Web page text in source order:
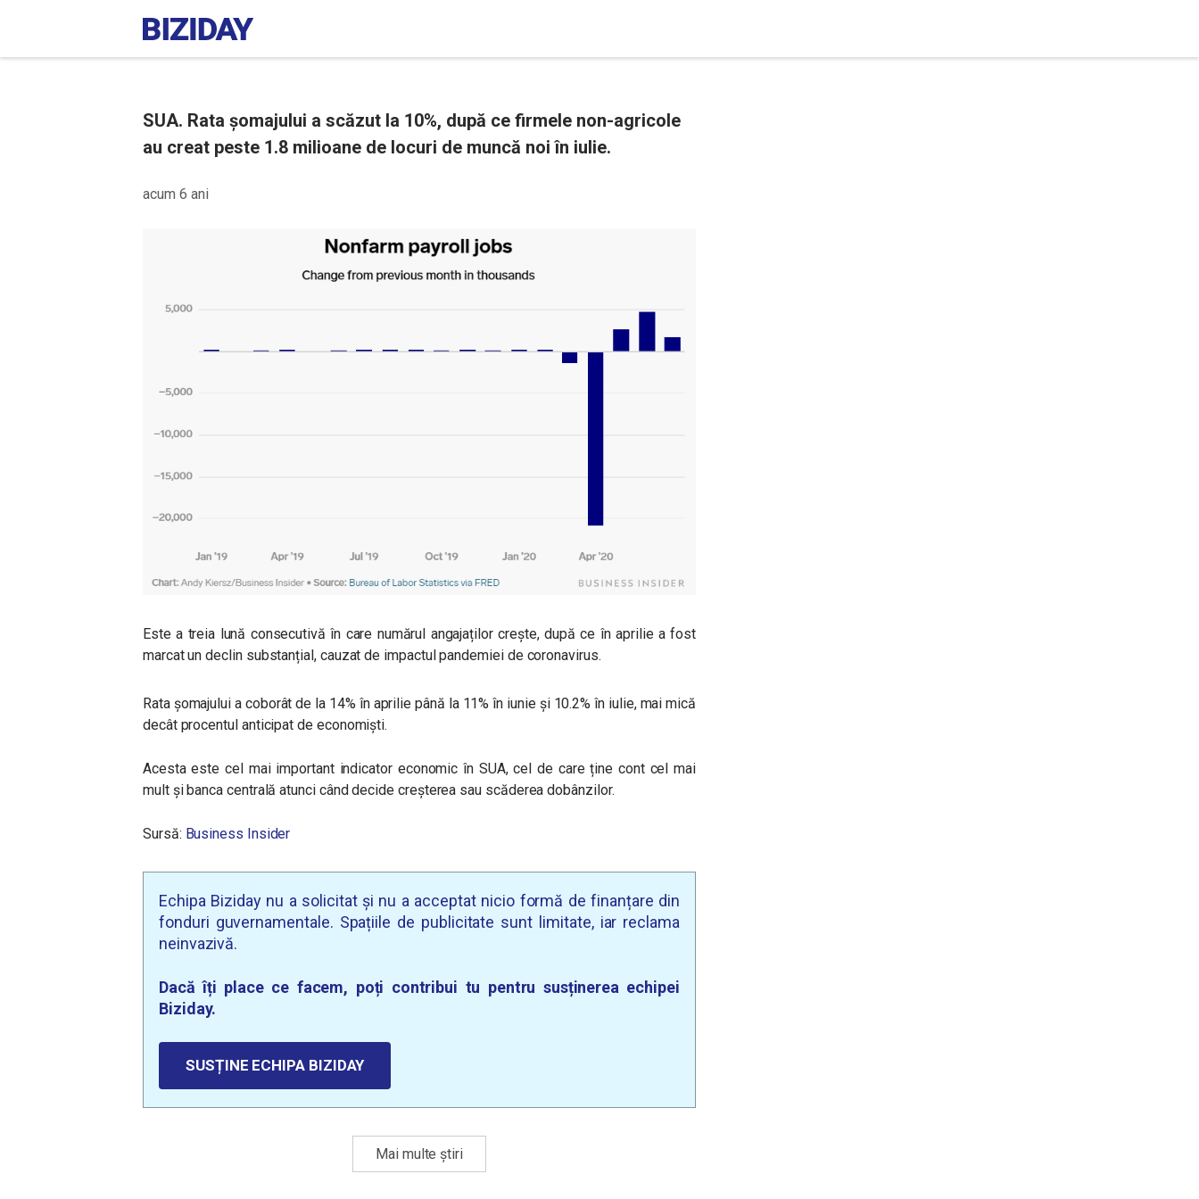
SUA. Rata șomajului a scăzut la 10%, după ce firmele non-agricole
au creat peste 1.8 milioane de locuri de muncă noi în iulie.
acum 6 ani
Este a treia lună consecutivă în care numărul angajaților crește, după ce în aprilie a fost
marcat un declin substanțial, cauzat de impactul pandemiei de coronavirus.
Rata șomajului a coborât de la 14% în aprilie până la 11% în iunie și 10.2% în iulie, mai mică
decât procentul anticipat de economiști.
Acesta este cel mai important indicator economic în SUA, cel de care ține cont cel mai
mult și banca centrală atunci când decide creșterea sau scăderea dobânzilor.
Sursă: Business Insider
Echipa Biziday nu a solicitat și nu a acceptat nicio formă de finanțare din
fonduri guvernamentale. Spațiile de publicitate sunt limitate, iar reclama
neinvazivă.
Dacă îți place ce facem, poți contribui tu pentru susținerea echipei
Biziday.
SUSȚINE ECHIPA BIZIDAY
Mai multe știri